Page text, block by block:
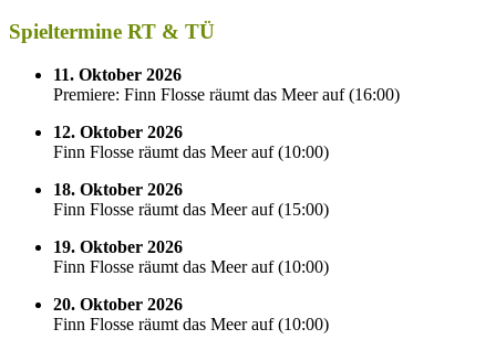
Spieltermine RT & TÜ
11. Oktober 2026
Premiere: Finn Flosse räumt das Meer auf(16:00)
12. Oktober 2026
Finn Flosse räumt das Meer auf(10:00)
18. Oktober 2026
Finn Flosse räumt das Meer auf(15:00)
19. Oktober 2026
Finn Flosse räumt das Meer auf(10:00)
20. Oktober 2026
Finn Flosse räumt das Meer auf(10:00)